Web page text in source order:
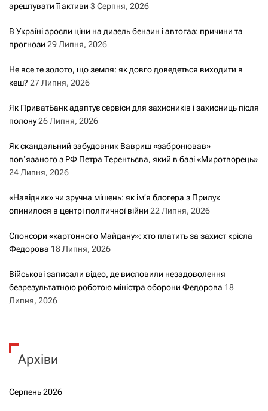
арештувати її активи 3 Серпня, 2026
В Україні зросли ціни на дизель бензин і автогаз: причини та
прогнози 29 Липня, 2026
Не все те золото, що земля: як довго доведеться виходити в
кеш? 27 Липня, 2026
Як ПриватБанк адаптує сервіси для захисників і захисниць після
полону26 Липня, 2026
Як скандальний забудовник Вавриш «забронював»
повʼязаного з РФ Петра Терентьєва, який в базі «Миротворець»
24 Липня, 2026
«Навідник» чи зручна мішень: як ім’я блогера з Прилук
опинилося в центрі політичної війни 22 Липня, 2026
Спонсори «картонного Майдану»: хто платить за захист крісла
Федорова 18 Липня, 2026
Військові записали відео, де висловили незадоволення
безрезультатною роботою міністра оборони Федорова 18
Липня, 2026
Архіви
Серпень 2026